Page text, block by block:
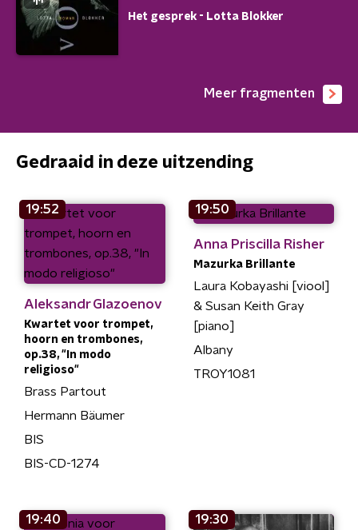
Het gesprek - Lotta Blokker
Meer fragmenten
Gedraaid in deze uitzending
19:52
Aleksandr Glazoenov
Kwartet voor trompet,
hoorn en trombones,
op.38, "In modo
religioso"
Brass Partout
Hermann Bäumer
BIS
BIS-CD-1274
19:50
Anna Priscilla Risher
Mazurka Brillante
Laura Kobayashi [viool]
& Susan Keith Gray
[piano]
Albany
TROY1081
19:40 19:30